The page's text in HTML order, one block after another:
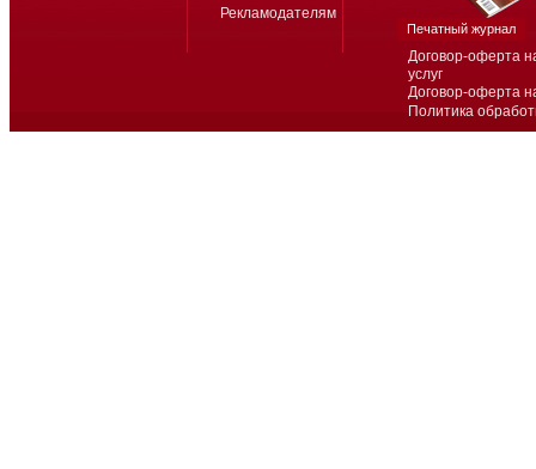
Договор-оферта
услуг
Договор-оферта
Политика
Рекламодателям
Печатный журнал